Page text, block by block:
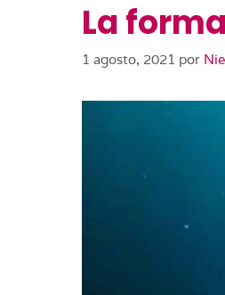
La
1 agosto, 2021 por